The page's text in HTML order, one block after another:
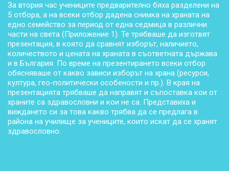
За втория час учениците предварително бяха разделени на
5 отбора, а на всеки отбор дадена снимка на храната на
едно семейство за период от една седмица в различни
части на света (Приложение 1). Те трябваше да изготвят
презентация, в която да сравнят изборът, наличието,
количеството и цената на храната в съответната държава
и в България. По време на презентирането всеки отбор
обясняваше от какво зависи изборът на храна (ресурси,
култура, гео-политически особености и пр.). В края на
презентацията трябваше да направят и съпоставка кои от
храните са здравословни и кои не са. Представиха и
виждането си за това какво трябва да се предлага в
района на училище за учениците, които искат да се хранят
здравословно.